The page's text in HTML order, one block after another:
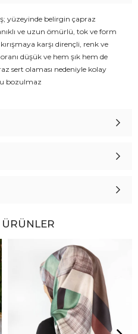
yüzeyinde belirgin çapraz
ve uzun ömürlü, tok ve form
karşı dirençli, renk ve
düşük ve hem şık hem de
sert olaması nedeniyle kolay
bozulmaz